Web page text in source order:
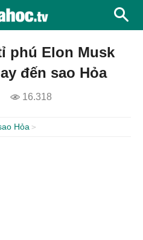
phú Elon Musk
đến sao Hỏa
16.318
Hỏa